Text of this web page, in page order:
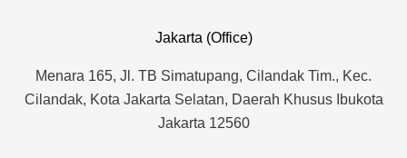
d
i
n
g
r
a
m
Jakarta (Office)
Menara 165, Jl. TB Simatupang, Cilandak Tim., Kec.
Cilandak, Kota Jakarta Selatan, Daerah Khusus Ibukota
Jakarta 12560